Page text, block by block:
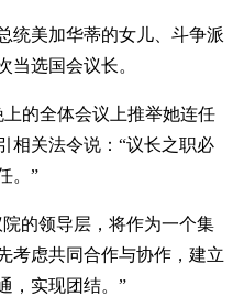
统美加华蒂的女儿、斗争派
当选国会议长。
的全体会议上推举她连任
相关法令说：“议长之职必
。”
的领导层，将作为一个集
考虑共同合作与协作，建立
，实现团结。”